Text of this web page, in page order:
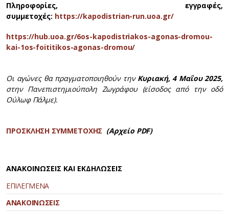
Πληροφορίες, εγγραφές,
συμμετοχές: https://kapodistrian-run.uoa.gr/
https://hub.uoa.gr/6os-kapodistriakos-agonas-dromou-
kai-1os-foititikos-agonas-dromou/
Οι αγώνες θα πραγματοποιηθούν την Κυριακή, 4 Μαΐου 2025,
στην Πανεπιστημιούπολη Ζωγράφου (είσοδος από την οδό
Ούλωφ Πάλμε).
ΠΡΟΣΚΛΗΣΗ ΣΥΜΜΕΤΟΧΗΣ (Αρχείο PDF)
ΑΝΑΚΟΙΝΩΣΕΙΣ ΚΑΙ ΕΚΔΗΛΩΣΕΙΣ
ΕΠΙΛΕΓΜΕΝΑ
ΑΝΑΚΟΙΝΩΣΕΙΣ